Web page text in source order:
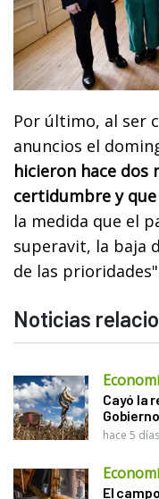
Por último, al ser
anuncios el
hicieron hace dos
certidumbre y
la medida que el
superavit, la baja
de las
Noticias
Cayó la
hace 5 días
El